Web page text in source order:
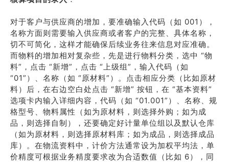
对于客户与供应商的增加，要准确输入代码（如 001），
名称方面则需要输入供应商或者客户的完整、具体名称，
切不可简化，这样才能确保后续业务往来信息对应准确。
而物料的增加相对复杂些，先是进行物料分类，选中 “物
料”，点击 “新增”，点击 “上级组”，输入代码（如
“01”）、名称（如 “原材料”）。点击相应分类（比如原材
料）后，在右边空白处点击 “新增” 按钮，在 “基本资料”
选项卡内输入详细内容，代码（如 “01.001”）、名称、规
格型号、物料属性（如为原材料，则选择外购；如为成
品，则选择自制），还要确定好计量单位组以及默认仓库
（如为原材料，则选择原材料库；如为成品，则选择成品
库）。在物流资料中，计价方法通常设为加权平均法，单
价精度可根据业务精度要求改为合适数值（比如 6），同